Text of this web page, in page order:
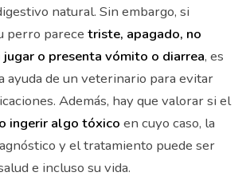
natural. Sin embargo, si
perro parece triste, apagado, no
jugar o presenta vómito o diarrea, es
ayuda de un veterinario para evitar
Además, hay que valorar si el
ingerir algo tóxico en cuyo caso, la
y el tratamiento puede ser
e incluso su vida.